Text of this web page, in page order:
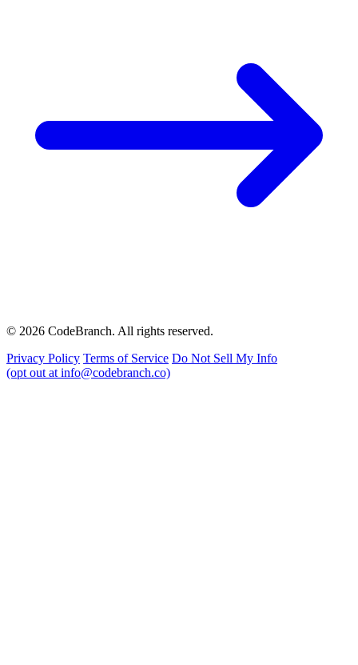
© 2026 CodeBranch. All rights reserved.
Privacy Policy Terms of Service Do Not Sell My Info
(opt out at info@codebranch.co)